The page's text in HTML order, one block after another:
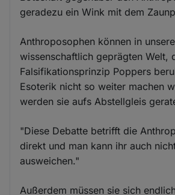
geradezu ein Wink mit dem
Anthroposophen können in
wissenschaftlich geprägten Welt,
Falsifikationsprinzip Poppers
Esoterik nicht so weiter machen
werden sie aufs Abstellgleis
"Diese Debatte betrifft die
direkt und man kann ihr auch
ausweichen."
Außerdem müssen sie sich